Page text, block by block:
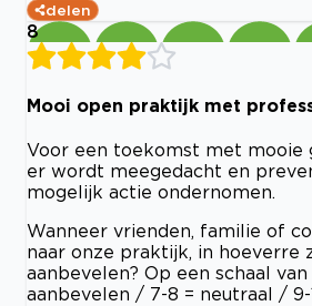
delen
8
Mooi open praktijk met
Voor een toekomst met mooie
er wordt meegedacht en
mogelijk actie ondernomen.
Wanneer vrienden, familie of
naar onze praktijk, in hoeverre
aanbevelen? Op een schaal
aanbevelen / 7-8 = neutraal /